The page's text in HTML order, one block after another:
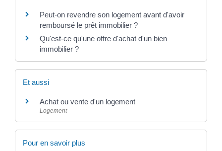
Peut-on revendre son logement avant d'avoir
remboursé le prêt immobilier ?
Qu'est-ce qu'une offre d'achat d'un bien
immobilier ?
Et aussi
Achat ou vente d'un logement
Logement
Pour en savoir plus